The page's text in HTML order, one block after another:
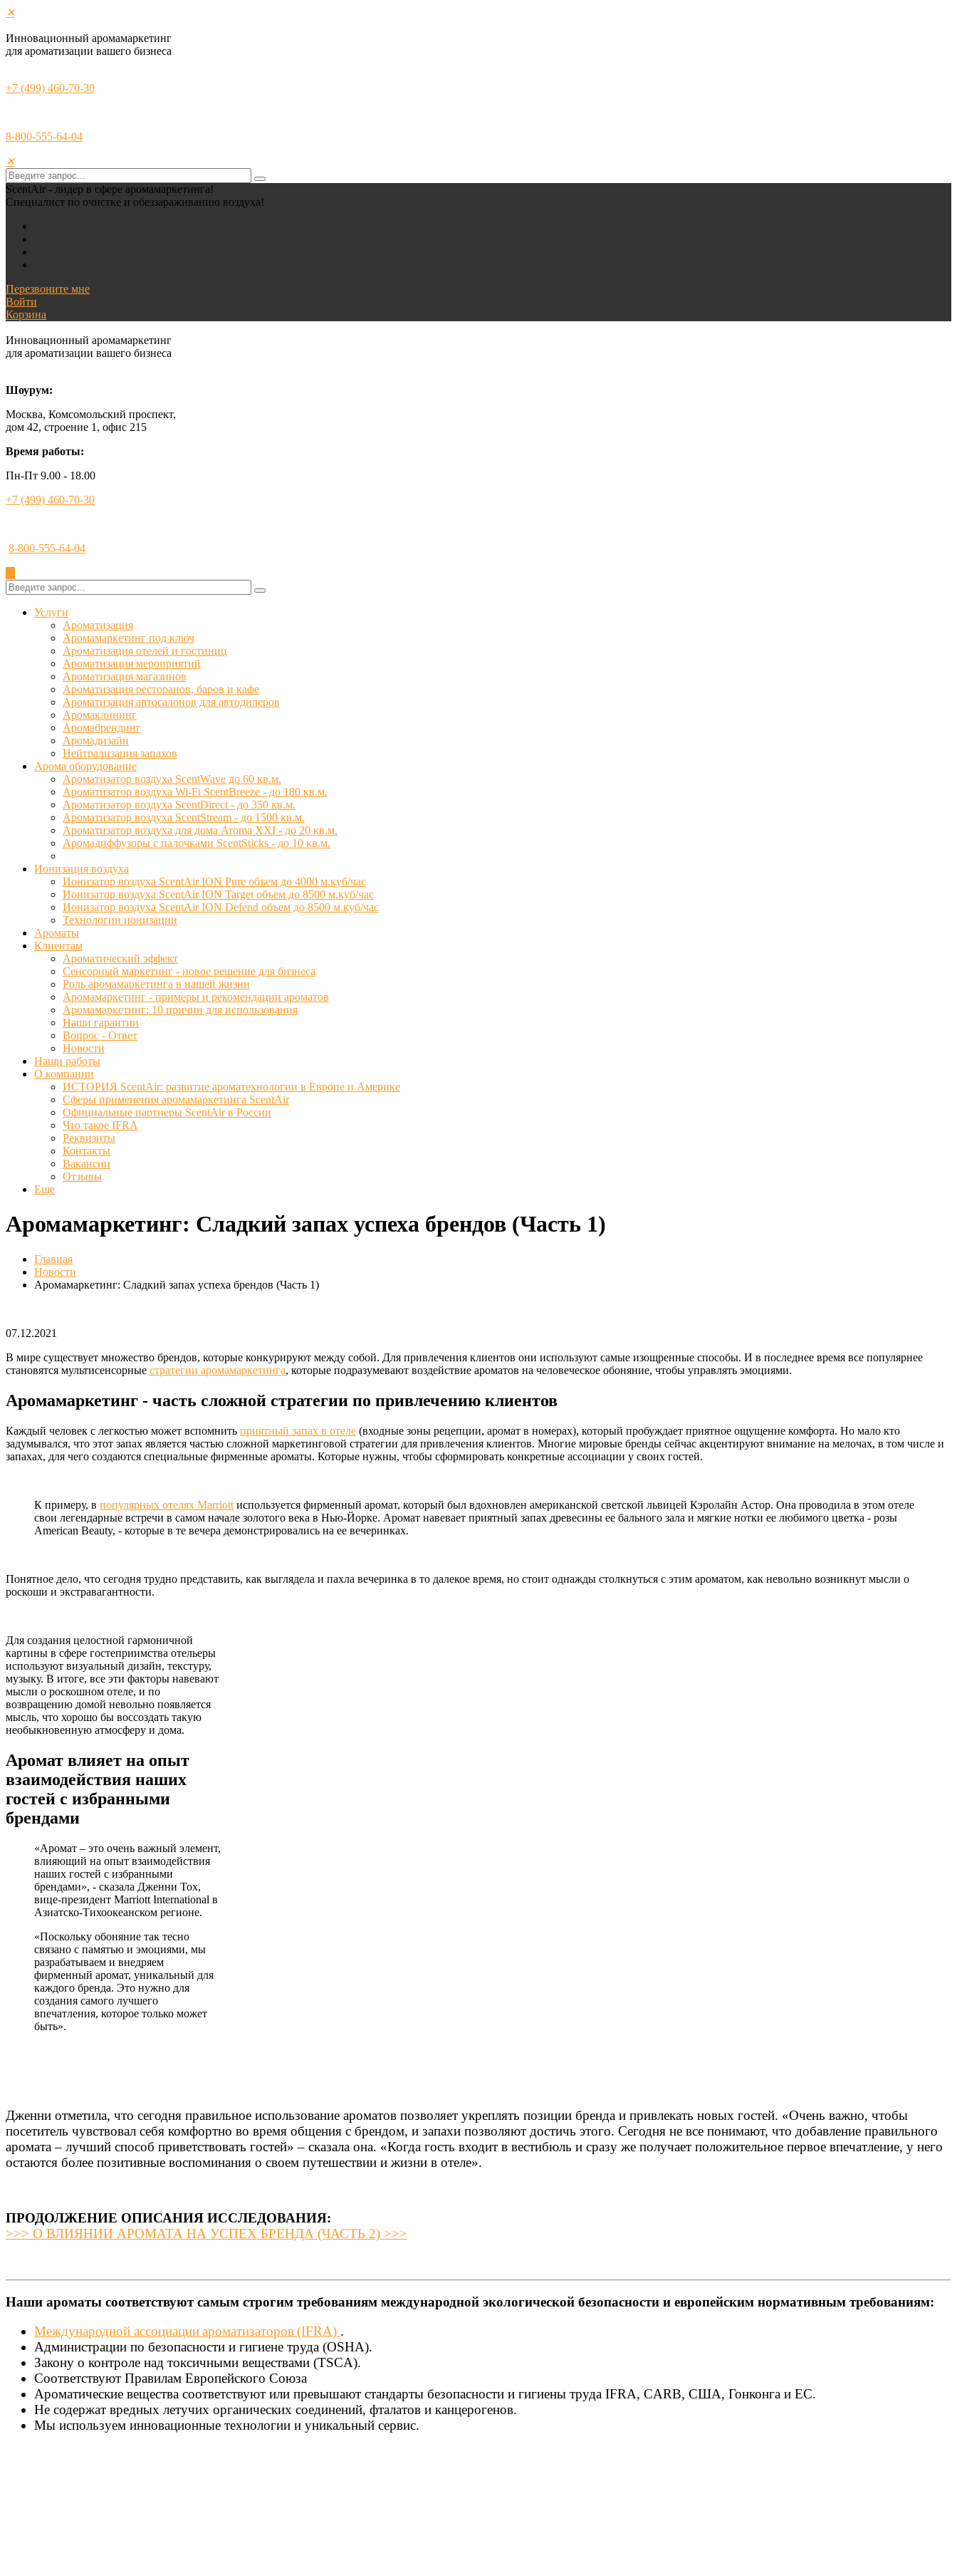
✕
Инновационный аромамаркетинг
для ароматизации вашего бизнеса
+7 (499) 460-70-30
8-800-555-64-04
✕
ScentAir - лидер в сфере аромамаркетинга!
Специалист по очистке и обеззараживанию воздуха!
Перезвоните мне
Войти
Корзина
Инновационный аромамаркетинг
для ароматизации вашего бизнеса
Шоурум:
Москва, Комсомольский проспект,
дом 42, строение 1, офис 215
Время работы:
Пн-Пт 9.00 - 18.00
+7 (499) 460-70-30
8-800-555-64-04
Услуги
Ароматизация
Аромамаркетинг под ключ
Ароматизация отелей и гостиниц
Ароматизация мероприятий
Ароматизация магазинов
Ароматизация ресторанов, баров и кафе
Ароматизация автосалонов для автодилеров
Аромаклининг
Аромабрендинг
Аромадизайн
Нейтрализация запахов
Арома оборудование
Ароматизатор воздуха ScentWave до 60 кв.м.
Ароматизатор воздуха Wi-Fi ScentBreeze - до 180 кв.м.
Ароматизатор воздуха ScentDirect - до 350 кв.м.
Ароматизатор воздуха ScentStream - до 1500 кв.м.
Ароматизатор воздуха для дома Aroma XXI - до 20 кв.м.
Аромадиффузоры с палочками ScentSticks - до 10 кв.м.
Ионизация воздуха
Ионизатор воздуха ScentAir ION Pure объем до 4000 м.куб/час
Ионизатор воздуха ScentAir ION Target объем до 8500 м.куб/час
Ионизатор воздуха ScentAir ION Defend объем до 8500 м.куб/час
Технологии ионизации
Ароматы
Клиентам
Ароматический эффект
Сенсорный маркетинг - новое решение для бизнеса
Роль аромамаркетинга в нашей жизни
Аромамаркетинг - примеры и рекомендации ароматов
Аромамаркетинг: 10 причин для использования
Наши гарантии
Вопрос - Ответ
Новости
Наши работы
О компании
ИСТОРИЯ ScentAir: развитие ароматехнологии в Европе и Америке
Сферы применения аромамаркетинга ScentAir
Официальные партнеры ScentAir в России
Что такое IFRA
Реквизиты
Контакты
Вакансии
Отзывы
Еще
Аромамаркетинг: Сладкий запах успеха брендов (Часть 1)
Главная
Новости
Аромамаркетинг: Сладкий запах успеха брендов (Часть 1)
07.12.2021
В мире существует множество брендов, которые конкурируют между собой. Для привлечения клиентов они используют самые изощренные способы. И в последнее время все популярнее
становятся мультисенсорные стратегии аромамаркетинга, которые подразумевают воздействие ароматов на человеческое обоняние, чтобы управлять эмоциями.
Аромамаркетинг - часть сложной стратегии по привлечению клиентов
Каждый человек с легкостью может вспомнить приятный запах в отеле (входные зоны рецепции, аромат в номерах), который пробуждает приятное ощущение комфорта. Но мало кто
задумывался, что этот запах является частью сложной маркетинговой стратегии для привлечения клиентов. Многие мировые бренды сейчас акцентируют внимание на мелочах, в том числе и
запахах, для чего создаются специальные фирменные ароматы. Которые нужны, чтобы сформировать конкретные ассоциации у своих гостей.
К примеру, в популярных отелях Marriott используется фирменный аромат, который был вдохновлен американской светской львицей Кэролайн Астор. Она проводила в этом отеле
свои легендарные встречи в самом начале золотого века в Нью-Йорке. Аромат навевает приятный запах древесины ее бального зала и мягкие нотки ее любимого цветка - розы
American Beauty, - которые в те вечера демонстрировались на ее вечеринках.
Понятное дело, что сегодня трудно представить, как выглядела и пахла вечеринка в то далекое время, но стоит однажды столкнуться с этим ароматом, как невольно возникнут мысли о
роскоши и экстравагантности.
Для создания целостной гармоничной
картины в сфере гостеприимства отельеры
используют визуальный дизайн, текстуру,
музыку. В итоге, все эти факторы навевают
мысли о роскошном отеле, и по
возвращению домой невольно появляется
мысль, что хорошо бы воссоздать такую
необыкновенную атмосферу и дома.
Аромат влияет на опыт
взаимодействия наших
гостей с избранными
брендами
«Аромат – это очень важный элемент,
влияющий на опыт взаимодействия
наших гостей с избранными
брендами», - сказала Дженни Тох,
вице-президент Marriott International в
Азиатско-Тихоокеанском регионе.
«Поскольку обоняние так тесно
связано с памятью и эмоциями, мы
разрабатываем и внедряем
фирменный аромат, уникальный для
каждого бренда. Это нужно для
создания самого лучшего
впечатления, которое только может
быть».
Дженни отметила, что сегодня правильное использование ароматов позволяет укреплять позиции бренда и привлекать новых гостей. «Очень важно, чтобы
посетитель чувствовал себя комфортно во время общения с брендом, и запахи позволяют достичь этого. Сегодня не все понимают, что добавление правильного
аромата – лучший способ приветствовать гостей» – сказала она. «Когда гость входит в вестибюль и сразу же получает положительное первое впечатление, у него
остаются более позитивные воспоминания о своем путешествии и жизни в отеле».
ПРОДОЛЖЕНИЕ ОПИСАНИЯ ИССЛЕДОВАНИЯ:
>>> О ВЛИЯНИИ АРОМАТА НА УСПЕХ БРЕНДА (ЧАСТЬ 2) >>>
Наши ароматы соответствуют самым строгим требованиям международной экологической безопасности и европейским нормативным требованиям:
Международной ассоциации ароматизаторов (IFRA) .
Администрации по безопасности и гигиене труда (OSHA).
Закону о контроле над токсичными веществами (TSCA).
Соответствуют Правилам Европейского Союза
Ароматические вещества соответствуют или превышают стандарты безопасности и гигиены труда IFRA, CARB, США, Гонконга и ЕС.
Не содержат вредных летучих органических соединений, фталатов и канцерогенов.
Мы используем инновационные технологии и уникальный сервис.